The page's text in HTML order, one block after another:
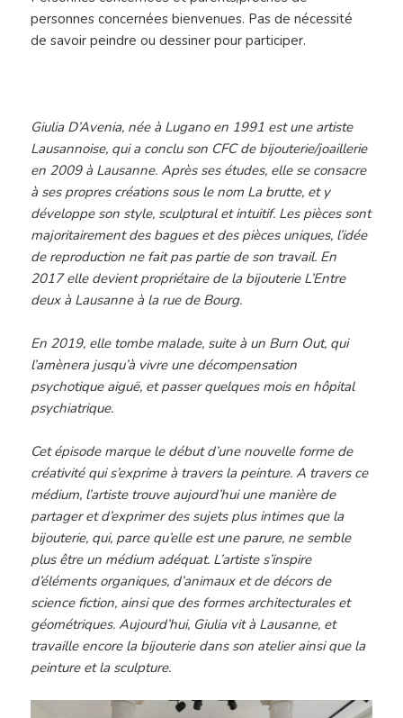
personnes concernées bienvenues. Pas de nécessité
de savoir peindre ou dessiner pour participer.
Giulia D’Avenia, née à Lugano en 1991 est une artiste
Lausannoise, qui a conclu son CFC de bijouterie/joaillerie
en 2009 à Lausanne. Après ses études, elle se consacre
à ses propres créations sous le nom La brutte, et y
développe son style, sculptural et intuitif. Les pièces sont
majoritairement des bagues et des pièces uniques, l’idée
de reproduction ne fait pas partie de son travail. En
2017 elle devient propriétaire de la bijouterie L’Entre
deux à Lausanne à la rue de Bourg.
En 2019, elle tombe malade, suite à un Burn Out, qui
l’amènera jusqu’à vivre une décompensation
psychotique aiguë, et passer quelques mois en hôpital
psychiatrique.
Cet épisode marque le début d’une nouvelle forme de
créativité qui s’exprime à travers la peinture. A travers ce
médium, l’artiste trouve aujourd’hui une manière de
partager et d’exprimer des sujets plus intimes que la
bijouterie, qui, parce qu’elle est une parure, ne semble
plus être un médium adéquat. L’artiste s’inspire
d’éléments organiques, d’animaux et de décors de
science fiction, ainsi que des formes architecturales et
géométriques. Aujourd’hui, Giulia vit à Lausanne, et
travaille encore la bijouterie dans son atelier ainsi que la
peinture et la sculpture.